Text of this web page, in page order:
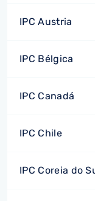
IPC Austria
IPC Bélgica
IPC Canadá
IPC Chile
IPC Coreia do